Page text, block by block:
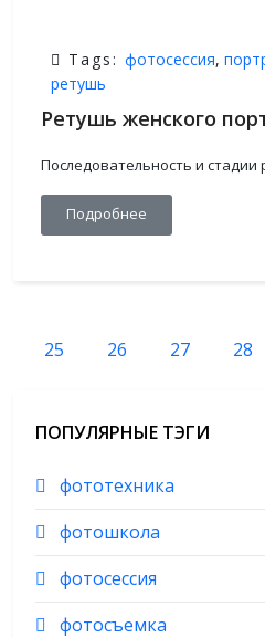
Tags: фотосессия,
ретушь
Ретушь женского
Последовательность и
Подробнее
25 26 27 28
ПОПУЛЯРНЫЕ ТЭГИ
фототехника
фотошкола
фотосессия
фотосъемка